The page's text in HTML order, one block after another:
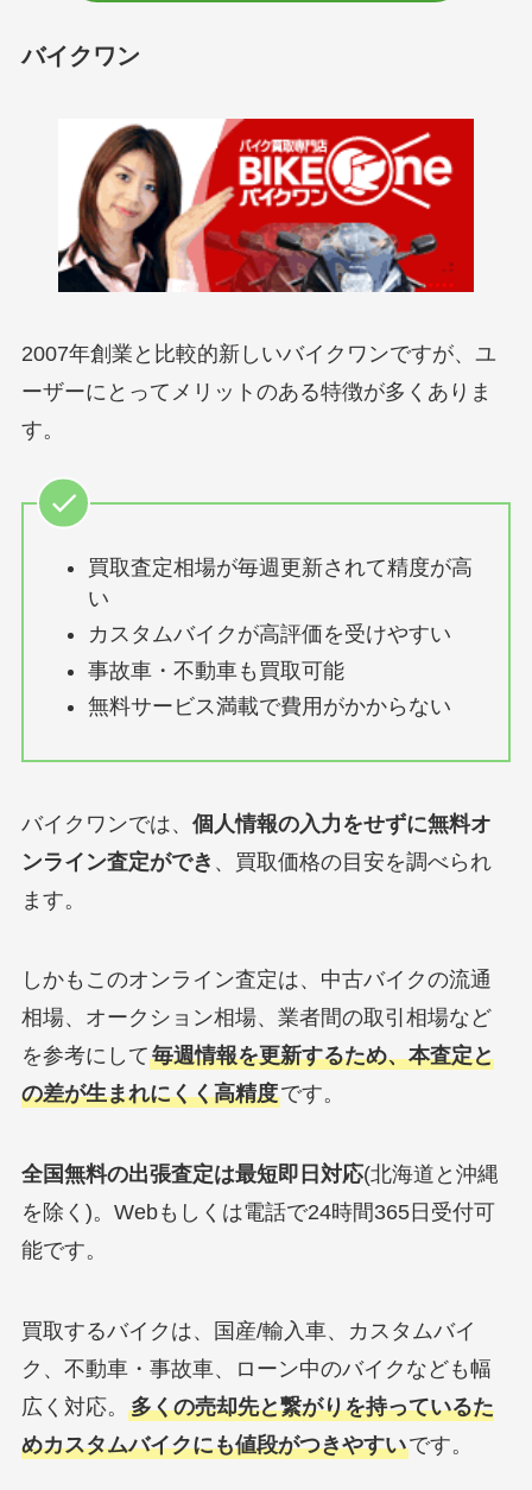
バイクワン
2007年創業と比較的新しいバイクワンですが、ユ
ーザーにとってメリットのある特徴が多くありま
す。
買取査定相場が毎週更新されて精度が高
い
カスタムバイクが高評価を受けやすい
事故車・不動車も買取可能
無料サービス満載で費用がかからない
バイクワンでは、 個人情報の入力をせずに無料オ
ンライン査定ができ 、買取価格の目安を調べられ
ます。
しかもこのオンライン査定は、中古バイクの流通
相場、オークション相場、業者間の取引相場など
を参考にして毎週情報を更新するため、本査定と
の差が生まれにくく高精度です。
全国無料の出張査定は最短即日対応(北海道と沖縄
を除く)。Webもしくは電話で24時間365日受付可
能です。
買取するバイクは、国産/輸入車、カスタムバイ
ク、不動車・事故車、ローン中のバイクなども幅
広く対応。 多くの売却先と繋がりを持っているた
めカスタムバイクにも値段がつきやすいです。